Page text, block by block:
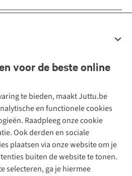
voor de beste online
te bieden, maakt Juttu.be
en functionele cookies
Raadpleeg onze cookie
Ook derden en sociale
plaatsen via onze website om je
buiten de website te tonen.
selecteren, ga je hiermee